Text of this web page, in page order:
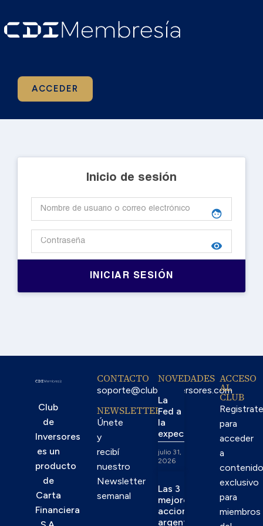
ACCEDER
Inicio de sesión
face
visibility
Club
de
Inversores
es un
producto
de
Carta
Financiera
CONTACTO
soporte@clubdeinversores.com
NEWSLETTER
Únete
y
recibí
nuestro
Newsletter
semanal
NOVEDADES
La
Fed a
la
expectativa
julio 31,
2026
Las 3
mejores
acciones
argentinas
ACCESO
AL
CLUB
Registrate
para
acceder
a
contenido
exclusivo
para
miembros